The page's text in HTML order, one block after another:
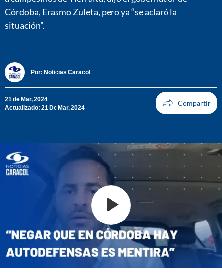
Córdoba, Erasmo Zuleta, pero ya “se aclaró la
situación”.
Por: Noticias Caracol
21 de Mar, 2024
Actualizado: 21 De Mar, 2024